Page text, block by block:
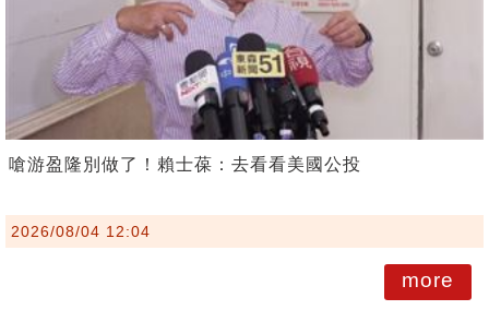
嗆游盈隆別做了！賴士葆：去看看美國公投
2026/08/04 12:04
more